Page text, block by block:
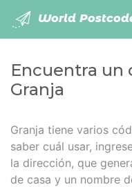
World
Encuentra un
Granja
Granja tiene varios
saber cuál usar,
la dirección, que
de casa y un nombre